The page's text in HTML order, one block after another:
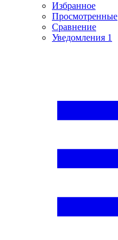
Избранное
Просмотренные
Сравнение
Уведомления 1